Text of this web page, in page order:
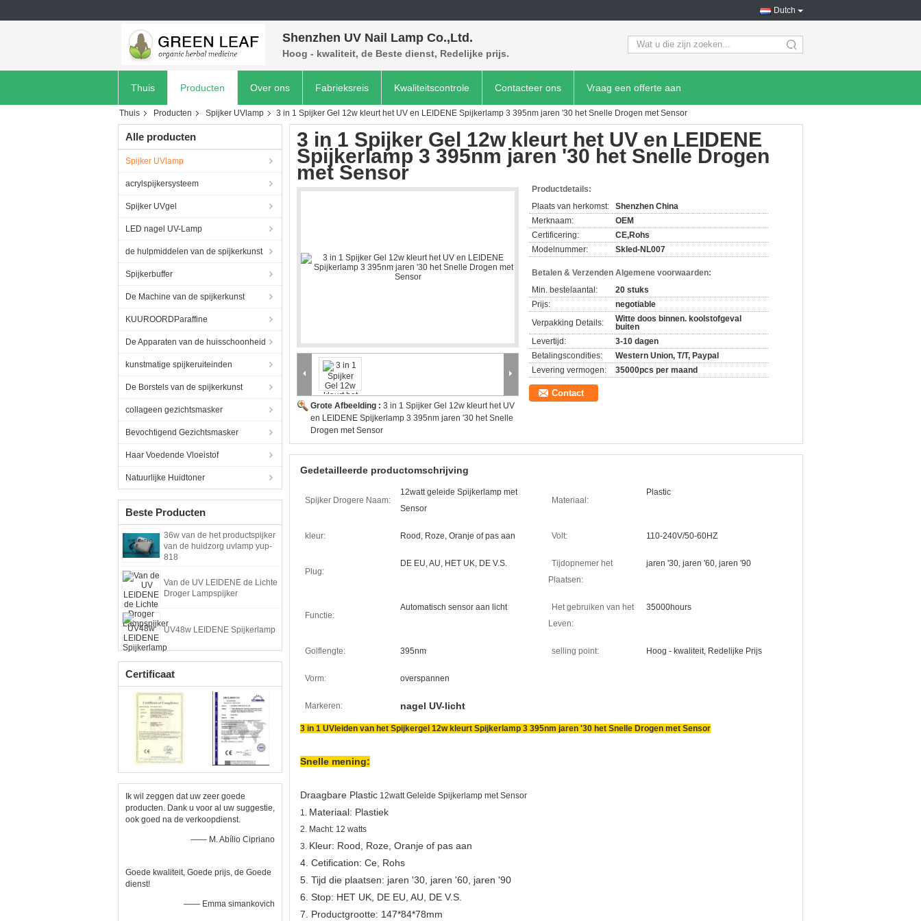
Dutch
Shenzhen UV Nail Lamp Co.,Ltd.
Hoog - kwaliteit, de Beste dienst, Redelijke prijs. search
Thuis Producten Over ons Fabrieksreis Kwaliteitscontrole Contacteer ons Vraag een offerte aan
Thuis Producten Spijker UVlamp 3 in 1 Spijker Gel 12w kleurt het UV en LEIDENE Spijkerlamp 3 395nm jaren '30 het Snelle Drogen met Sensor
Alle producten
Spijker UVlamp
acrylspijkersysteem
Spijker UVgel
LED nagel UV-Lamp
de hulpmiddelen van de spijkerkunst
Spijkerbuffer
De Machine van de spijkerkunst
KUUROORDParaffine
De Apparaten van de huisschoonheid
kunstmatige spijkeruiteinden
De Borstels van de spijkerkunst
collageen gezichtsmasker
Bevochtigend Gezichtsmasker
Haar Voedende Vloeistof
Natuurlijke Huidtoner
Beste Producten
36w van de het productspijker
van de huidzorg uvlamp yup-
818
Van de UV LEIDENE de Lichte
Droger Lampspijker
UV48w LEIDENE Spijkerlamp
Certificaat
Ik wil zeggen dat uw zeer goede
producten. Dank u voor al uw suggestie,
ook goed na de verkoopdienst.
—— M. Abílio Cipriano
Goede kwaliteit, Goede prijs, de Goede
dienst!
—— Emma simankovich
3 in 1 Spijker Gel 12w kleurt het UV en LEIDENE
Spijkerlamp 3 395nm jaren '30 het Snelle Drogen
met Sensor
Grote Afbeelding : 3 in 1 Spijker Gel 12w kleurt het UV
en LEIDENE Spijkerlamp 3 395nm jaren '30 het Snelle
Drogen met Sensor
Productdetails:
Plaats van herkomst:
Shenzhen China
Merknaam:
OEM
Certificering:
CE,Rohs
Modelnummer:
Skled-NL007
Betalen & Verzenden Algemene voorwaarden:
Min. bestelaantal:
20 stuks
Prijs:
negotiable
Verpakking Details:
Witte doos binnen. koolstofgeval
buiten
Levertijd:
3-10 dagen
Betalingscondities:
Western Union, T/T, Paypal
Levering vermogen:
35000pcs per maand
Contact
Gedetailleerde productomschrijving
Spijker Drogere Naam:
12watt geleide Spijkerlamp met
Sensor
Materiaal:
Plastic
kleur: Rood, Roze, Oranje of pas aan Volt: 110-240V/50-60HZ
Plug:
DE EU, AU, HET UK, DE V.S.
Tijdopnemer het
Plaatsen:
jaren '30, jaren '60, jaren '90
Functie:
Automatisch sensor aan licht
Het gebruiken van het
Leven:
35000hours
Golflengte: 395nm selling point: Hoog - kwaliteit, Redelijke Prijs
Vorm: overspannen
Markeren: nagel UV-licht
3 in 1 UVleiden van het Spijkergel 12w kleurt Spijkerlamp 3 395nm jaren '30 het Snelle Drogen met Sensor
Snelle mening:
Draagbare Plastic 12watt Geleide Spijkerlamp met Sensor
1. Materiaal: Plastiek
2. Macht: 12 watts
3. Kleur: Rood, Roze, Oranje of pas aan
4. Cetification: Ce, Rohs
5. Tijd die plaatsen: jaren '30, jaren '60, jaren '90
6. Stop: HET UK, DE EU, AU, DE V.S.
7. Productgrootte: 147*84*78mm